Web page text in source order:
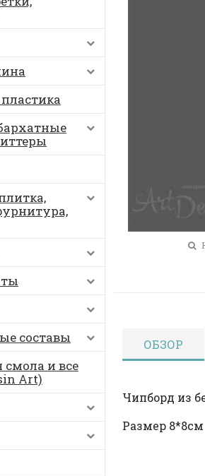
составы
смола и все
Art)
ОБЗОР
Чипборд из
Размер 8*8см